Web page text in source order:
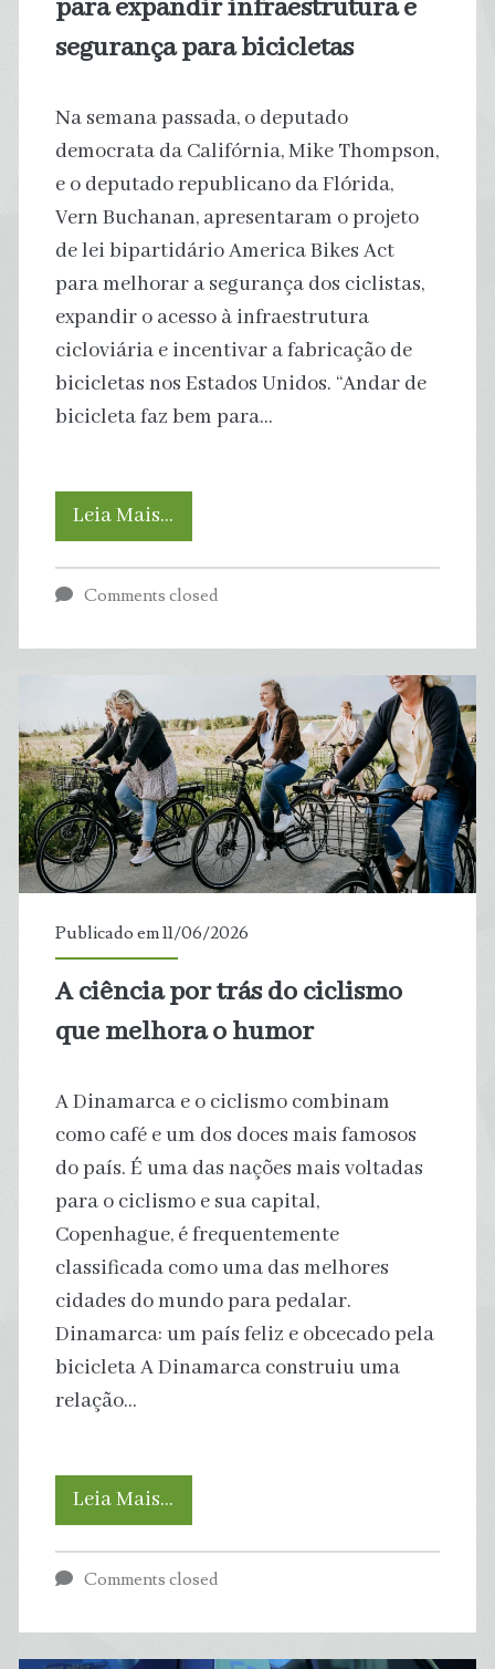
para expandir infraestrutura e
segurança para bicicletas
Na semana passada, o deputado
democrata da Califórnia, Mike Thompson,
e o deputado republicano da Flórida,
Vern Buchanan, apresentaram o projeto
de lei bipartidário America Bikes Act
para melhorar a segurança dos ciclistas,
expandir o acesso à infraestrutura
cicloviária e incentivar a fabricação de
bicicletas nos Estados Unidos. “Andar de
bicicleta faz bem para…
Leia Mais…
apresentam
para
expandir
infraestrutura
e
para
bicicletas
Comments closed
Publicado em 11/06/2026
A ciência por trás do ciclismo
que melhora o humor
A Dinamarca e o ciclismo combinam
como café e um dos doces mais famosos
do país. É uma das nações mais voltadas
para o ciclismo e sua capital,
Copenhague, é frequentemente
classificada como uma das melhores
cidades do mundo para pedalar.
Dinamarca: um país feliz e obcecado pela
bicicleta A Dinamarca construiu uma
relação…
Leia Mais…
ciência
Comments closed